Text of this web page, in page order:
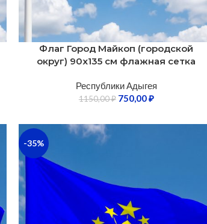
Флаг Город Майкоп (городской
округ) 90х135 см флажная сетка
Республики Адыгея
1150,00₽ 750,00₽
-35%